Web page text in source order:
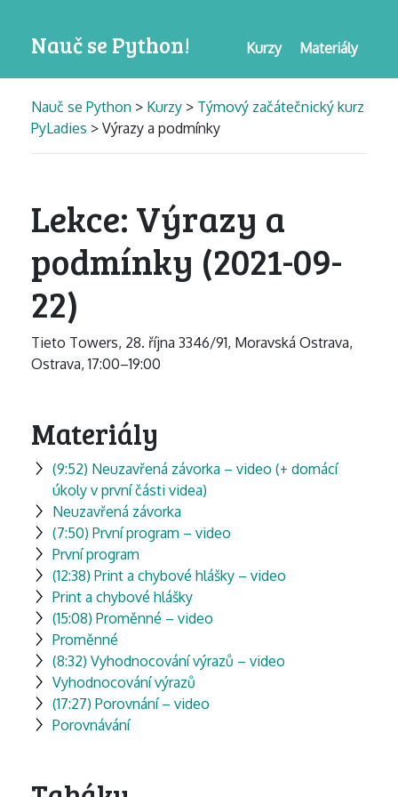
Nauč se Python! Materiály
Kurzy
Nauč se Python > Kurzy > Týmový začátečnický kurz
PyLadies > Výrazy a podmínky
Lekce: Výrazy a
podmínky (2021-09-
22)
Tieto Towers, 28. října 3346/91, Moravská Ostrava,
Ostrava, 17:00–19:00
Materiály
(9:52) Neuzavřená závorka – video (+ domácí
úkoly v první části videa)
Neuzavřená závorka
(7:50) První program – video
První program
(12:38) Print a chybové hlášky – video
Print a chybové hlášky
(15:08) Proměnné – video
Proměnné
(8:32) Vyhodnocování výrazů – video
Vyhodnocování výrazů
(17:27) Porovnání – video
Porovnávání